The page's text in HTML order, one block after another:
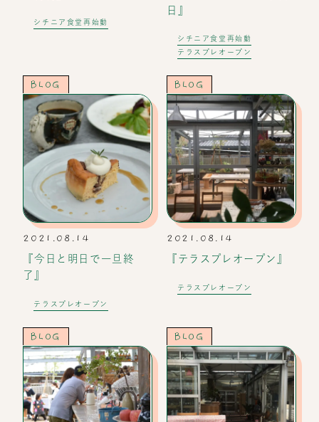
シチニア食堂再始動
日』
シチニア食堂再始動
テラスプレオープン
BLOG
2021.08.14
『今日と明日で一旦終
了』
テラスプレオープン
BLOG
2021.08.14
『テラスプレオープン』
テラスプレオープン
BLOG BLOG